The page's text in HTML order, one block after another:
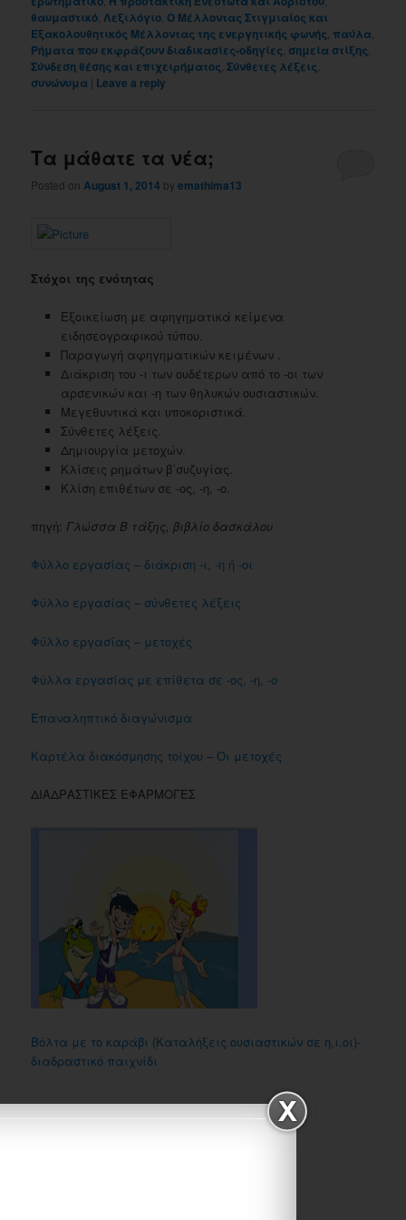
θαυμαστικό Λεξιλόγιο ,Ο Μέλλοντας Στιγμιαίος και
Εξακολουθητικός Μέλλοντας της ενεργητικής φωνής παύλα
Ρήματα που εκφράζουν διαδικασίες-οδηγίες σημεία στίξης
Σύνδεση θέσης και επιχειρήματος ,Σύνθετες λέξεις
συνώνυμα | Leave a reply
Τα μάθατε τα νέα;
Posted onAugust 1, 2014 byemathima13
Στόχοι της ενότητας
Εξοικείωση με αφηγηματικά κείμενα
ειδησεογραφικού τύπου.
Παραγωγή αφηγηματικών κειμένων .
Διάκριση του -ι των ουδέτερων από το -οι των
αρσενικών και -η των θηλυκών ουσιαστικών.
Μεγεθυντικά και υποκοριστικά.
Σύνθετες λέξεις.
Δημιουργία μετοχών.
Κλίσεις ρημάτων β΄συζυγίας.
Κλίση επιθέτων σε -ος, -η, -ο.
πηγή: Γλώσσα Β τάξης, βιβλίο δασκάλου
Φύλλο εργασίας – διάκριση -ι, -η ή -οι
Φύλλο εργασίας – σύνθετες λέξεις
Φύλλο εργασίας – μετοχές
Φύλλα εργασίας με επίθετα σε -ος, -η, -ο
Επαναληπτικό διαγώνισμα
Καρτέλα διακόσμησης τοίχου – Οι μετοχές
ΔΙΑΔΡΑΣΤΙΚΕΣ ΕΦΑΡΜΟΓΕΣ
Βόλτα με το καράβι (Καταλήξεις ουσιαστικών σε η,ι,οι)-
διαδραστικό παιχνίδι